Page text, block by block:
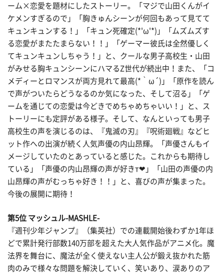
ーム×恋愛を題材にしたストーリー。「マジで山田くんがイ
ケメンすぎるので」「胸きゅんシーンが何回もあって見てて
キュンキュンする！」「キュン死確定(*'ω'*)」「ムズムズす
る恋愛がまたたまらない！！」「ゲーマー彼氏は全然優しく
てキュンキュンしちゃう！」と、クールな男子高校生・山田
がみせる胸キュンシーンにハマるZ世代が続出中！また、「コ
メディーとロマンスが両方見れて最高(*｀ω´)」「原作を読ん
で声がついたらどうなるのか気になった、そして沼る」「ゲ
ームを通じての恋愛は今どきでめちゃめちゃいい！」と、ス
トーリーにも定評がある様子。そして、なんといっても男子
高校生の声を演じるのは、『鬼滅の刃』『呪術廻戦』などヒ
ット作への出演が続く人気声優の内山昂輝。「声優さんもイ
メージしていたのとあっていると感じた。これからも期待し
ている」「声優の内山昂輝の声が好きт❤︎」「山田の声優の内
山昂輝の声がむっちゃ好き！！」と、喜びの声が集まった。
今後の展開に期待！
第5位 マッシュル-MASHLE-
『週刊少年ジャンプ』（集英社）での連載開始後わずか1年ほ
どで累計発行部数140万部を超えた大人気作品がアニメ化。魔
法界を舞台に、魔法が全く使えない主人公が鍛え抜かれた筋
肉のみで様々な問題を解決していく、笑いあり、涙ありのア